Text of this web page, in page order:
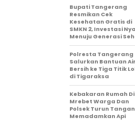
‎Bupati Tangerang
Resmikan Cek
Kesehatan Gratis di
SMKN 2, Investasi
Menuju Generasi
Polresta Tangerang
Salurkan Bantuan Air
Bersih ke Tiga Titik
di Tigaraksa
Kebakaran Rumah Di
Mrebet Warga Dan
Polsek Turun Tangan
Memadamkan Api